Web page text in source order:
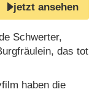
jetzt ansehen
Schwerter,
das tot
haben die